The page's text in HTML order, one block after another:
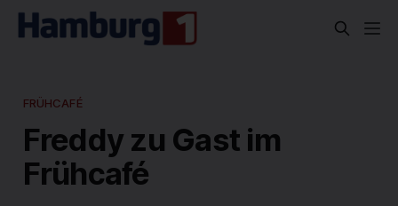
FRÜHCAFÉ
Freddy zu Gast im
Frühcafé